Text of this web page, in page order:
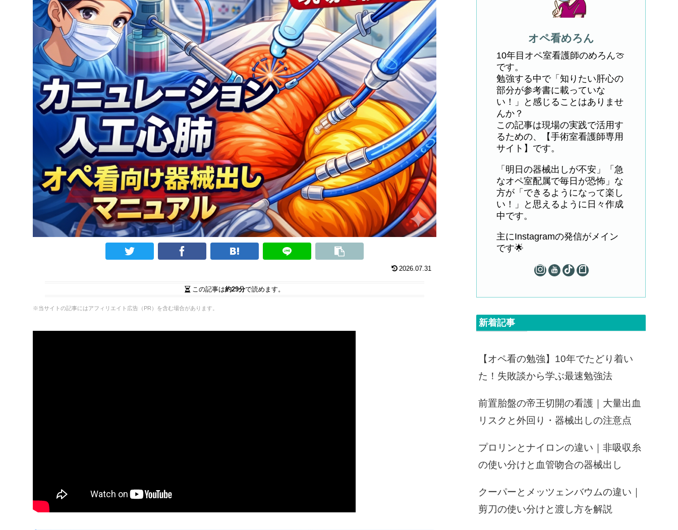
2026.07.31
この記事は約29分で読めます。
※当サイトの記事にはアフィリエイト広告（PR）を含む場合があります。
オペ看めろん
10年目オペ室看護師のめろん🍈
です。
勉強する中で「知りたい肝心の
部分が参考書に載っていな
い！」と感じることはありませ
んか？
この記事は現場の実践で活用す
るための、【手術室看護師専用
サイト】です。
「明日の器械出しが不安」「急
なオペ室配属で毎日が恐怖」な
方が「できるようになって楽し
い！」と思えるように日々作成
中です。
主にInstagramの発信がメイン
です🌟
新着記事
【オペ看の勉強】10年でたどり着い
た！失敗談から学ぶ最速勉強法
前置胎盤の帝王切開の看護｜大量出血
リスクと外回り・器械出しの注意点
プロリンとナイロンの違い｜非吸収糸
の使い分けと血管吻合の器械出し
クーパーとメッツェンバウムの違い｜
剪刀の使い分けと渡し方を解説